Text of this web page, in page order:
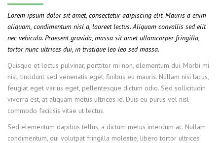
Lorem ipsum dolor sit amet, consectetur adipiscing elit. Mauris a enim
aliquam, condimentum nisl a, laoreet lectus. Aliquam convallis sed elit
nec vehicula. Praesent gravida, massa sit amet ullamcorper fringilla,
tortor nunc ultrices dui, in tristique leo leo sed massa.
Quisque et lectus pulvinar, porttitor mi non, elementum dui. Morbi mi
nisl, tincidunt sed venenatis eget, finibus eu mauris. Nullam nisi lacus,
feugiat eget varius eget, pellentesque dictum odio. Sed sollicitudin
viverra est, at aliquam metus ultrices id. Duis eu purus vel nisl
commodo facilisis vitae ut lectus.
Sed elementum dapibus tellus, a dictum metus interdum ac. Nullam
condimentum, dui volutpat fringilla molestie, libero tortor ultrices